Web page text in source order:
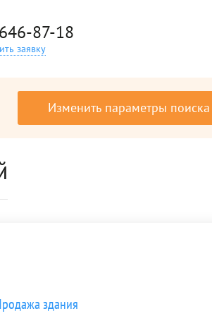
87-18
заявку
Изменить параметры поиска
здания